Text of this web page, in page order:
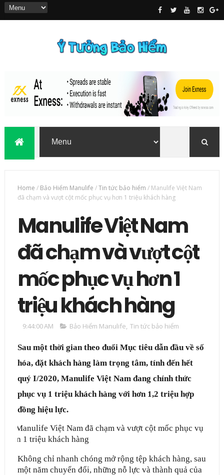
Home / Bảo Hiểm Manulife /Tin tức bảo hiểm / Manulife Việt Nam
đã chạm và vượt cột mốc phục vụ hơn 1 triệu khách hàng
Manulife Việt Nam
đã chạm và vượt cột
mốc phục vụ hơn 1
triệu khách hàng
9:44:00 AM Bảo Hiểm Manulife, Tin tức bảo hiểm
Sau một thời gian theo đuổi Mục tiêu dẫn đầu về số
hóa, đặt khách hàng làm trọng tâm, tính đến hết
quý I/2020, Manulife Việt Nam đang chính thức
phục vụ 1 triệu khách hàng với hơn 1,2 triệu hợp
đồng hiệu lực.
Không chỉ nhanh chóng mở rộng tệp khách hàng, sau
một năm chuyển đổi, những nỗ lực và thành quả của